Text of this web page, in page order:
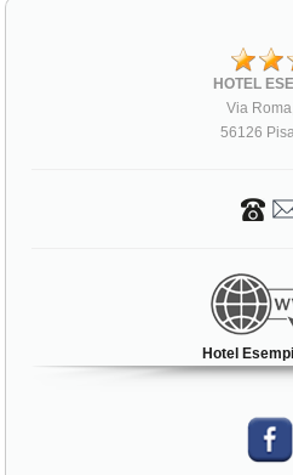
HOTEL
Via
56126
Hotel